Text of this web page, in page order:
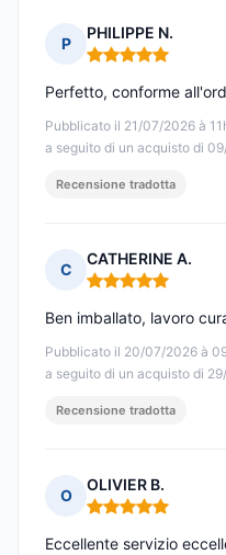
P
PHILIPPE N.
Nota: 5 su 5
Pubblicato il 21/07/2026 à
a seguito di un acquisto di
Perfetto, conforme
Recensione tradotta
C
CATHERINE A.
Nota: 5 su 5
Pubblicato il 20/07/2026 à
a seguito di un acquisto di
Ben imballato, lavoro
Recensione tradotta
O
OLIVIER B.
Nota: 5 su 5
Eccellente servizio